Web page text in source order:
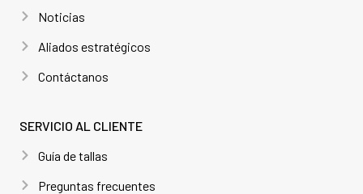
Noticias
Aliados estratégicos
Contáctanos
SERVICIO AL CLIENTE
Guía de tallas
Preguntas frecuentes